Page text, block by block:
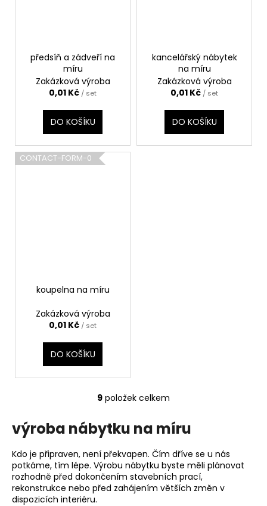
předsíň a zádveří na
míru
Zakázková výroba
0,01 Kč / set
DO KOŠÍKU
kancelářský nábytek
na míru
Zakázková výroba
0,01 Kč / set
DO KOŠÍKU
CONTACT-FORM-0
koupelna na míru
Zakázková výroba
0,01 Kč / set
DO KOŠÍKU
O
l
d
a
c
í
9 položek celkem
výroba nábytku na míru
Kdo je připraven, není překvapen. Čím dříve se u nás
potkáme, tím lépe. Výrobu nábytku byste měli plánovat
rozhodně před dokončením stavebních prací,
rekonstrukce nebo před zahájením větších změn v
dispozicích interiéru.